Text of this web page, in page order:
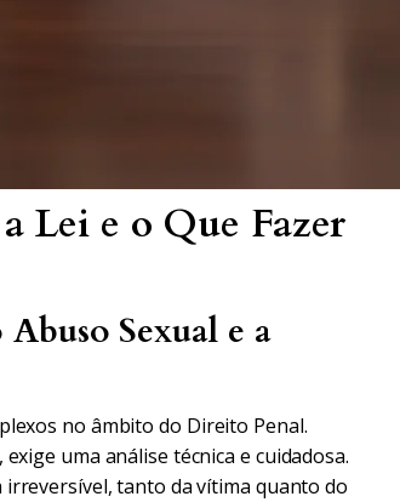
Lei e o Que Fazer
Sexual e a
no âmbito do Direito Penal.
uma análise técnica e cuidadosa.
tanto da vítima quanto do